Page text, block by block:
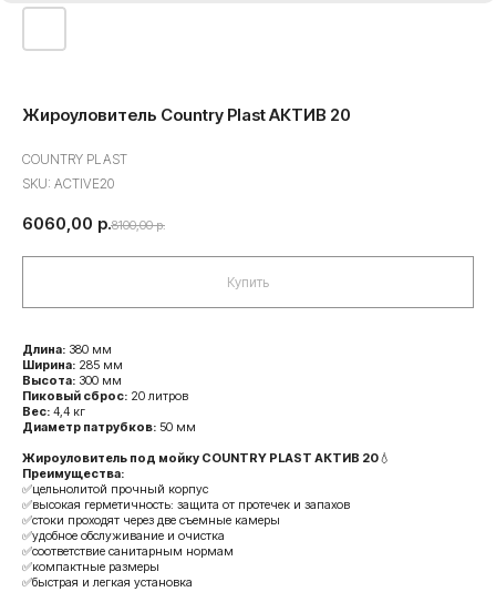
Жироуловитель Country Plast АКТИВ 20
COUNTRY PLAST
SKU: ACTIVE20
6060,00 р.8100,00 р.
Купить
Длина: 380 мм
Ширина: 285 мм
Высота: 300 мм
Пиковый сброс: 20 литров
Вес: 4,4 кг
Диаметр патрубков: 50 мм
Жироуловитель под мойку COUNTRY PLAST АКТИВ 20💧
Преимущества:
✅цельнолитой прочный корпус
✅высокая герметичность: защита от протечек и запахов
✅стоки проходят через две съемные камеры
✅удобное обслуживание и очистка
✅соответствие санитарным нормам
✅компактные размеры
✅быстрая и легкая установка